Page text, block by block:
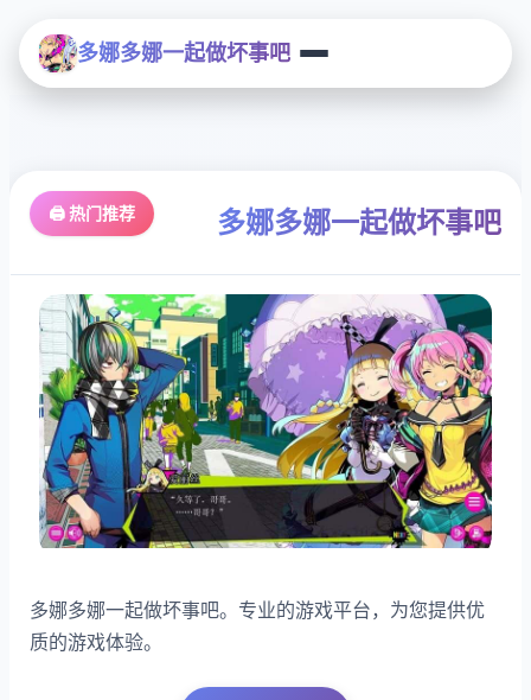
多娜多娜一起做坏事吧
🖨️ 热门推荐 多娜多娜一起做坏事吧
多娜多娜一起做坏事吧。专业的游戏平台，为您提供优
质的游戏体验。